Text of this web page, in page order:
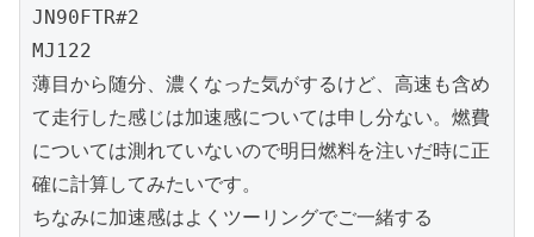
JN90FTR#2
MJ122
薄目から随分、濃くなった気がするけど、高速も含め
て走行した感じは加速感については申し分ない。燃費
については測れていないので明日燃料を注いだ時に正
確に計算してみたいです。
ちなみに加速感はよくツーリングでご一緒する